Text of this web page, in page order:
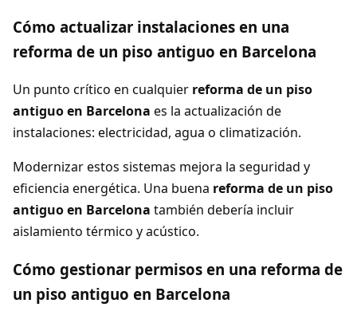
Cómo actualizar instalaciones en una
reforma de un piso antiguo en Barcelona
Un punto crítico en cualquier reforma de un piso
antiguo en Barcelona es la actualización de
instalaciones: electricidad, agua o climatización.
Modernizar estos sistemas mejora la seguridad y
eficiencia energética. Una buena reforma de un piso
antiguo en Barcelona también debería incluir
aislamiento térmico y acústico.
Cómo gestionar permisos en una reforma de
un piso antiguo en Barcelona